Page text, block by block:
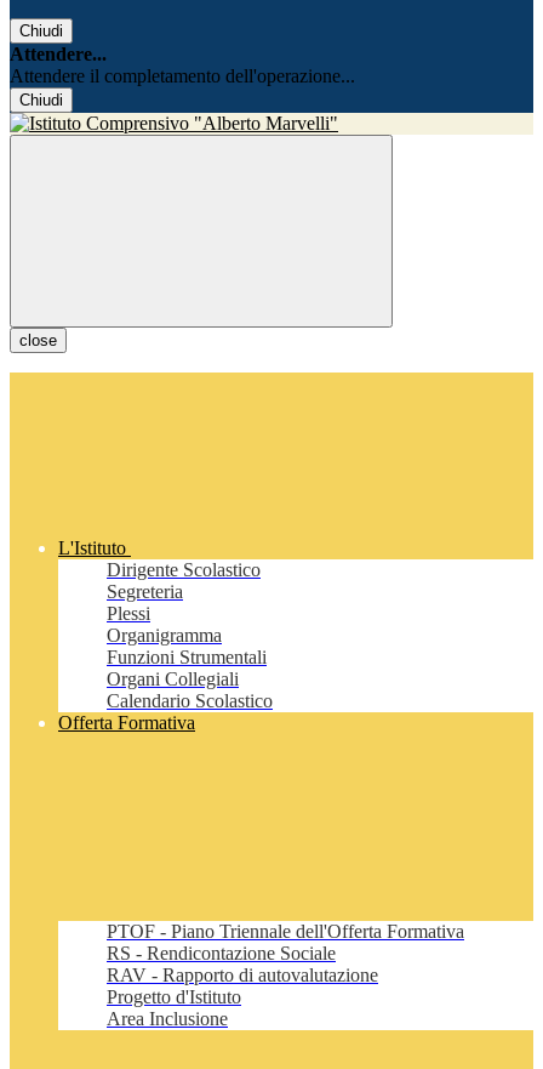
Chiudi
Attendere...
Attendere il completamento dell'operazione...
Chiudi
close
L'Istituto
Dirigente Scolastico
Segreteria
Plessi
Organigramma
Funzioni Strumentali
Organi Collegiali
Calendario Scolastico
Offerta Formativa
PTOF - Piano Triennale dell'Offerta Formativa
RS - Rendicontazione Sociale
RAV - Rapporto di autovalutazione
Progetto d'Istituto
Area Inclusione